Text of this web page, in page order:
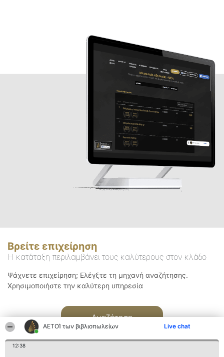
ΑΕΤΟΊ των βιβλιοπωλείων Live chat
12:38
Βρείτε επιχείρηση
Η κατάταξη περιλαμβάνει τους καλύτερους στον κλάδο
Ψάχνετε επιχείρηση; Ελέγξτε τη μηχανή αναζήτησης.
Χρησιμοποιήστε την καλύτερη υπηρεσία
Αναζήτηση